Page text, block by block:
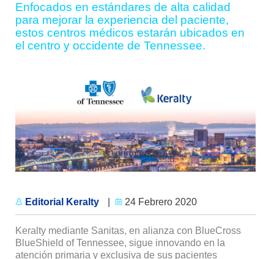
Enfocados en estándares de alta calidad
para mejorar la experiencia del paciente,
estos centros médicos estarán ubicados en
el centro y occidente de Tennessee.
Editorial Keralty 24 Febrero 2020
Keralty mediante Sanitas, en alianza con BlueCross
BlueShield of Tennessee, sigue innovando en la
atención primaria y exclusiva de sus pacientes